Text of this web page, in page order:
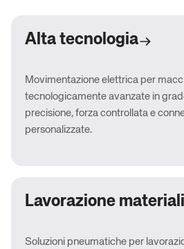
Alta tecnologia
Movimentazione elettrica per
tecnologicamente avanzate in
precisione, forza controllata e
personalizzate.
Lavorazione materiali
Soluzioni pneumatiche per